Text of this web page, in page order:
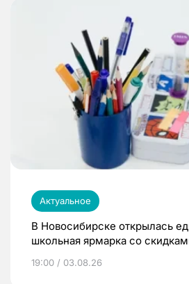
Актуальное
В Новосибирске открылась
школьная ярмарка со
19:00 / 03.08.26